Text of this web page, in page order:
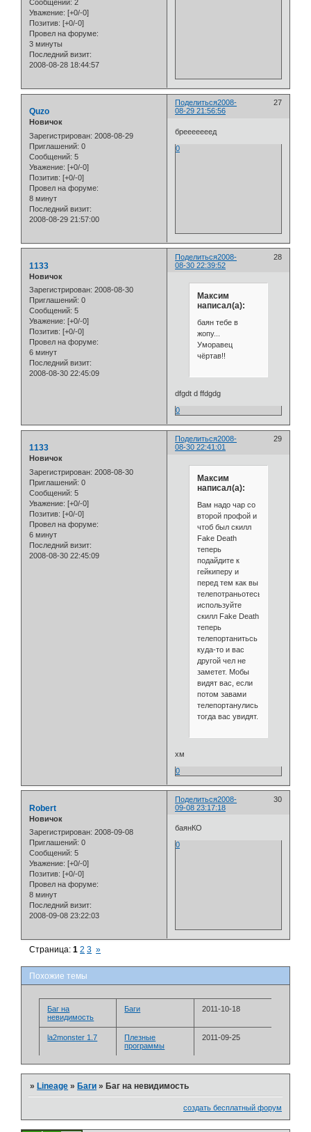
Сообщений: 2
Уважение: [+0/-0]
Позитив: [+0/-0]
Провел на форуме:
3 минуты
Последний визит:
2008-08-28 18:44:57
Поделиться 27
2008-
08-29 21:56:56
Quzo
Новичок
Зарегистрирован: 2008-08-29
Приглашений: 0
Сообщений: 5
Уважение: [+0/-0]
Позитив: [+0/-0]
Провел на форуме:
8 минут
Последний визит:
2008-08-29 21:57:00
брееееееед
0
Поделиться 28
2008-
08-30 22:39:52
1133
Новичок
Зарегистрирован: 2008-08-30
Приглашений: 0
Сообщений: 5
Уважение: [+0/-0]
Позитив: [+0/-0]
Провел на форуме:
6 минут
Последний визит:
2008-08-30 22:45:09
Максим
написал(а):
баян тебе в
жопу...
Уморавец
чёртав!!
dfgdt d ffdgdg
0
Поделиться 29
2008-
08-30 22:41:01
1133
Новичок
Зарегистрирован: 2008-08-30
Приглашений: 0
Сообщений: 5
Уважение: [+0/-0]
Позитив: [+0/-0]
Провел на форуме:
6 минут
Последний визит:
2008-08-30 22:45:09
Максим
написал(а):
Вам надо чар со
второй профой и
чтоб был скилл
Fake Death
теперь
подайдите к
гейкиперу и
перед тем как вы
телепотраньотесь
используйте
скилл Fake Death
теперь
телепортанитьсь
куда-то и вас
другой чел не
заметет. Мобы
видят вас, если
потом завами
телепортанулись
тогда вас увидят.
хм
0
Поделиться 30
2008-
09-08 23:17:18
Robert
Новичок
Зарегистрирован: 2008-09-08
Приглашений: 0
Сообщений: 5
Уважение: [+0/-0]
Позитив: [+0/-0]
Провел на форуме:
8 минут
Последний визит:
2008-09-08 23:22:03
баянКО
0
Страница:1 2 3 »
Похожие темы
Баг на
невидимость
Баги 2011-10-18
la2monster 1.7
Плезные
программы
2011-09-25
»Lineage »Баги »Баг на невидимость
создать бесплатный форум